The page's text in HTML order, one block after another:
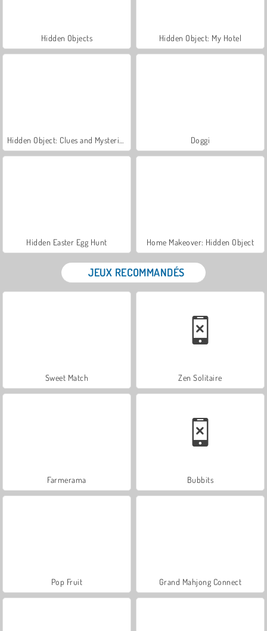
Hidden Objects Hidden Object: My Hotel
Doggi
Hidden Easter Egg Hunt Home Makeover: Hidden Object
JEUX RECOMMANDÉS
Sweet Match Zen Solitaire
Farmerama Bubbits
Pop Fruit Grand Mahjong Connect